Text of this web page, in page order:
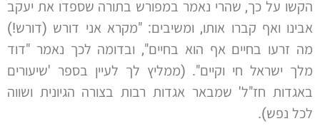
הקשו על כך, שהרי נאמר במפורש בתורה שספדו את יעקב
אבינו ואף קברו אותו, ומשיבים: "מקרא אני דורש (דורש!)
מה זרעו בחיים אף הוא בחיים", ובדומה לכך נאמר "דוד
מלך ישראל חי וקיים". (ממליץ לך לעיין בספר 'שיעורים
באגדות חז"ל' שמבאר אגדות רבות בצורה הגיונית ושווה
לכל נפש).